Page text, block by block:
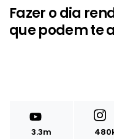
Fazer o dia
que podem te
3.3m